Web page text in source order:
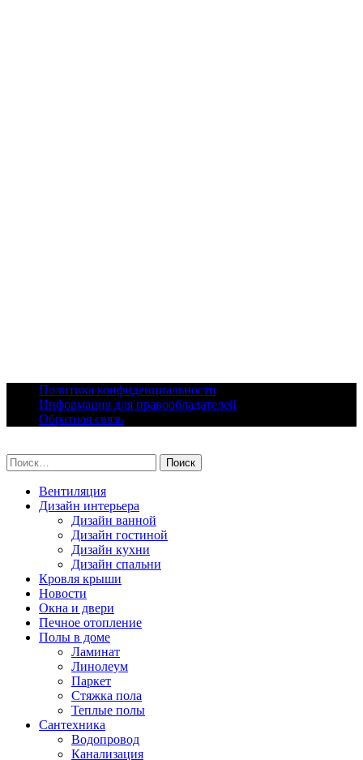
content
Политика конфиденциальности
Информация для правообладателей
Обратная связь
Найти:
Вентиляция
Дизайн интерьера
Дизайн ванной
Дизайн гостиной
Дизайн кухни
Дизайн спальни
Кровля крыши
Новости
Окна и двери
Печное отопление
Полы в доме
Ламинат
Линолеум
Паркет
Стяжка пола
Теплые полы
Сантехника
Водопровод
Канализация